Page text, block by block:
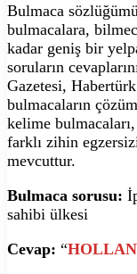
Bulmaca
bulmacalara,
kadar geniş bir
soruların
Gazetesi,
bulmacaların
kelime
farklı zihin
mevcuttur.
Bulmaca sorusu:
sahibi ülkesi
Cevap: “